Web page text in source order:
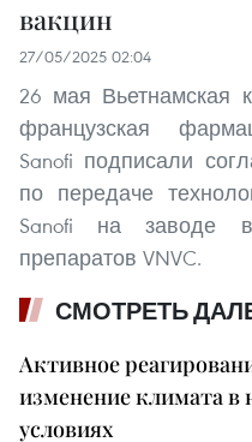
вакцин
27/05/2025 02:04
26 мая Вьетнамская
французская
Sanofi подписали
по передаче
Sanofi на заводе
препаратов VNVC.
СМОТРЕТЬ
Активное
изменение климата в
условиях